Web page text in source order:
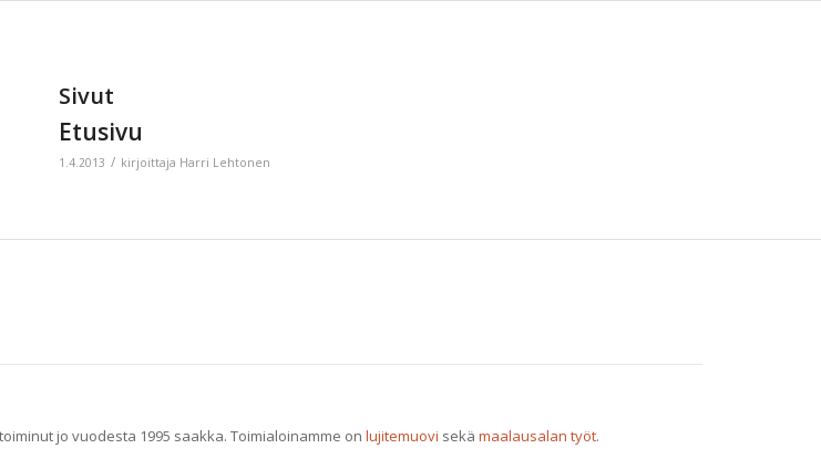
Sivut
Etusivu
1.4.2013 / kirjoittaja Harri Lehtonen
jo vuodesta 1995 saakka. Toimialoinamme onlujitemuovi sekämaalausalan työt.